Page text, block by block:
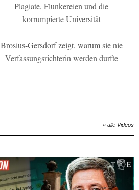
Plagiate, Flunkereien und die
korrumpierte Universität
Brosius-Gersdorf zeigt, warum sie nie
Verfassungsrichterin werden durfte
» alle Videos